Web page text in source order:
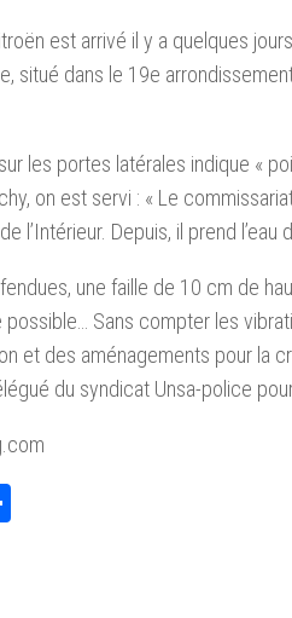
est arrivé il y a quelques
situé dans le 19e
les portes latérales indique «
on est servi : « Le
l’Intérieur. Depuis, il prend l’eau
une faille de 10 cm de
Sans compter les
et des aménagements pour la
du syndicat Unsa-police